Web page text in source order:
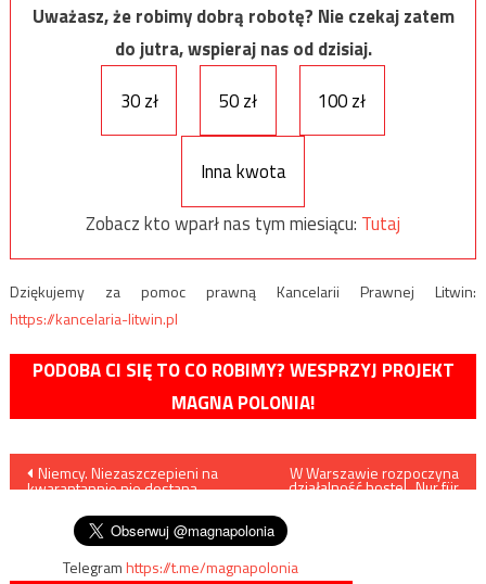
Uważasz, że robimy dobrą robotę? Nie czekaj zatem
do jutra, wspieraj nas od dzisiaj.
30 zł
50 zł 100 zł
Inna kwota
Zobacz kto wparł nas tym miesiącu: Tutaj
Dziękujemy za pomoc prawną Kancelarii Prawnej Litwin:
https://kancelaria-litwin.pl
PODOBA CI SIĘ TO CO ROBIMY? WESPRZYJ PROJEKT
MAGNA POLONIA!
Nawigacja
wpisu
Niemcy. Niezaszczepieni na
kwarantannie nie dostaną
W Warszawie rozpoczyna
działalność hostel „Nur für
Telegramhttps://t.me/magnapolonia